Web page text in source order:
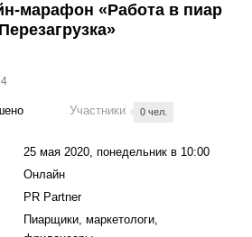
марафон «Работа в пиар
Участники 0 чел.
25 мая 2020, понедельник в 10:00
Онлайн
PR Partner
Пиарщики, маркетологи,